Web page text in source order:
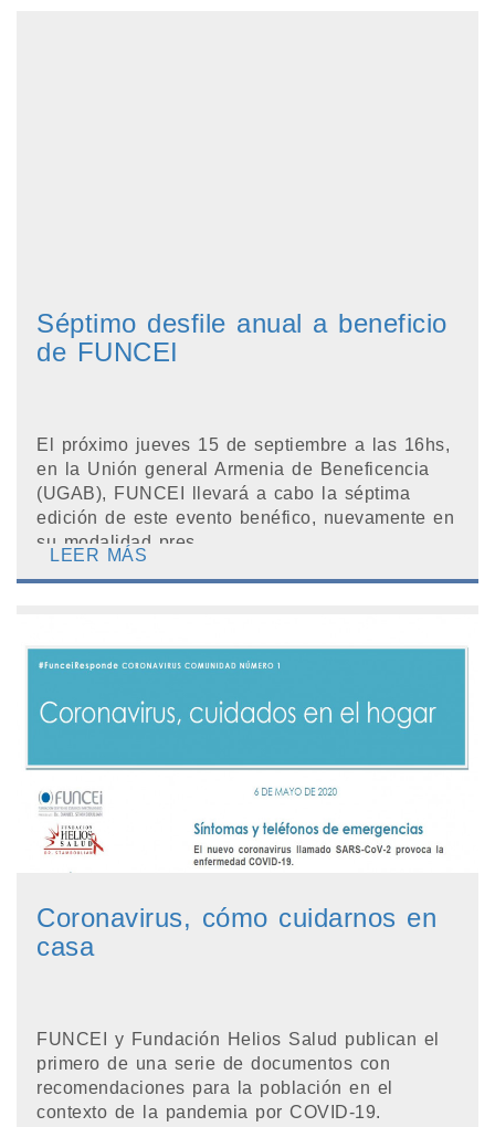
Séptimo desfile anual a beneficio
de FUNCEI
El próximo jueves 15 de septiembre a las 16hs,
en la Unión general Armenia de Beneficencia
(UGAB), FUNCEI llevará a cabo la séptima
edición de este evento benéfico, nuevamente en
su modalidad pres...
LEER MÁS
Coronavirus, cómo cuidarnos en
casa
FUNCEI y Fundación Helios Salud publican el
primero de una serie de documentos con
recomendaciones para la población en el
contexto de la pandemia por COVID-19.